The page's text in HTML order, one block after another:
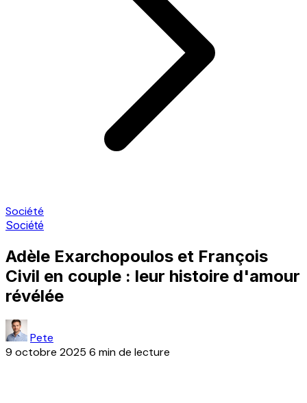
Société
Société
Adèle Exarchopoulos et François
Civil en couple : leur histoire d'amour
révélée
Pete
9 octobre 2025 6 min de lecture